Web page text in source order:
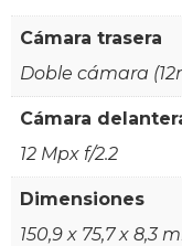
Cámara trasera
Doble cámara
Cámara
12 Mpx f/2.2
Dimensiones
150,9 x 75,7 x 8,3